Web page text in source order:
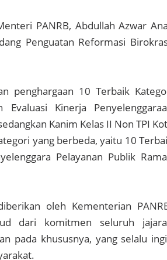
PANRB, Abdullah Azwar
Penguatan Reformasi
penghargaan 10 Terbaik
Kinerja
Kanim Kelas II Non TPI
yang berbeda, yaitu 10
Pelayanan Publik
oleh Kementerian
dari komitmen seluruh
pada khususnya, yang selalu